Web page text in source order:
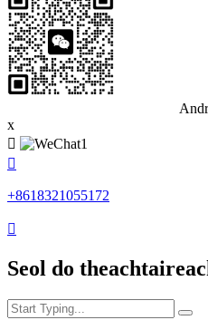
x


+8618321055172

Seol do